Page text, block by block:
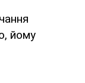
йому